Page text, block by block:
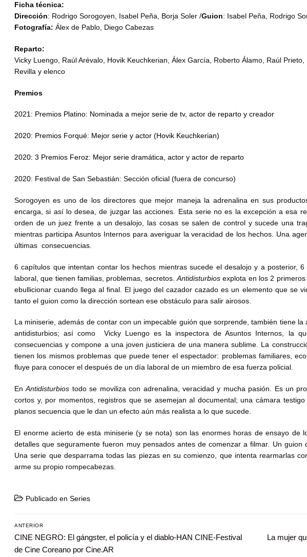
Ficha técnica:
Dirección: Rodrigo Sorogoyen, Isabel Peña, Borja Soler /Guion: Isabel Peña, Rodrigo
Fotografía: Álex de Pablo, Diego Cabezas
Reparto:
Vicky Luengo, Raúl Arévalo, Hovik Keuchkerian, Álex García, Roberto Álamo, Raúl
Revilla y elenco
Premios
2021: Premios Platino: Nominada a mejor serie de tv, actor de reparto y creador
2020: Premios Forqué: Mejor serie y actor (Hovik Keuchkerian)
2020: 3 Premios Feroz: Mejor serie dramática, actor y actor de reparto
2020: Festival de San Sebastián: Sección oficial (fuera de concurso)
Sorogoyen es uno de los directores que mejor maneja la adrenalina en sus
encarga, si así lo desea, de juzgar las acciones. Esta serie no es la excepción a esa
orden de un juez frente a un desalojo, las cosas se salen de control y sucede una
mientras participa Asuntos Internos para averiguar la veracidad de los hechos. Una
últimas consecuencias.
6 capítulos que intentan contar los hechos mientras sucede el desalojo y a posterior,
laboral, que tienen familias, problemas, secretos. Antidisturbiosexplota en los 2
ebullicionar cuando llega al final. El juego del cazador cazado es un elemento que se
tanto el guion como la dirección sortean ese obstáculo para salir airosos.
La miniserie, además de contar con un impecable guión que sorprende, también tiene
antidisturbios; así como Vicky Luengo es la inspectora de Asuntos Internos, la
consecuencias y compone a una joven justiciera de una manera sublime. La
tienen los mismos problemas que puede tener el espectador: problemas familiares,
fluye para conocer el después de un día laboral de un miembro de esa fuerza policial.
EnAntidisturbios todo se moviliza con adrenalina, veracidad y mucha pasión. Es un
cortos y, por momentos, registros que se asemejan al documental; una cámara
planos secuencia que le dan un efecto aún más realista a lo que sucede.
El enorme acierto de esta miniserie (y se nota) son las enormes horas de ensayo de
detalles que seguramente fueron muy pensados antes de comenzar a filmar. Un guion
Una serie que desparrama todas las piezas en su comienzo, que intenta rearmarlas
arme su propio rompecabezas.
Publicado en Series
Navegación
de
ANTERIOR
Entrada
anterior:
CINE NEGRO: El gángster, el policía y el diablo-HAN CINE-Festival
de Cine Coreano por Cine.AR
Entrada
La mujer